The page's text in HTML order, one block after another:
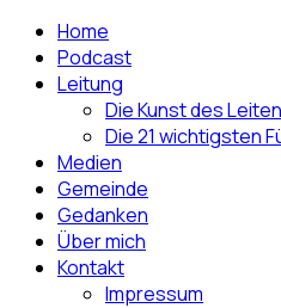
Home
Podcast
Leitung
Die Kunst des
Die 21 wichtigsten
Medien
Gemeinde
Gedanken
Über mich
Kontakt
Impressum